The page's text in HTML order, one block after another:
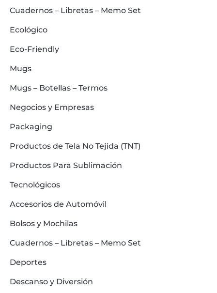
Cuadernos – Libretas – Memo Set
Ecológico
Eco-Friendly
Mugs
Mugs – Botellas – Termos
Negocios y Empresas
Packaging
Productos de Tela No Tejida (TNT)
Productos Para Sublimación
Tecnológicos
Accesorios de Automóvil
Bolsos y Mochilas
Cuadernos – Libretas – Memo Set
Deportes
Descanso y Diversión